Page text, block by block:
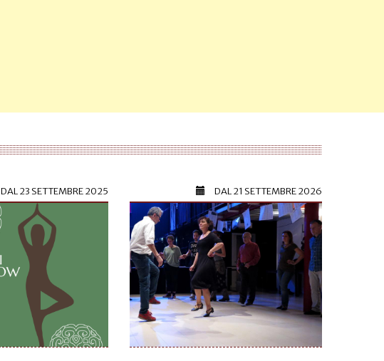
DAL23 SETTEMBRE 2025 DAL21 SETTEMBRE 2026